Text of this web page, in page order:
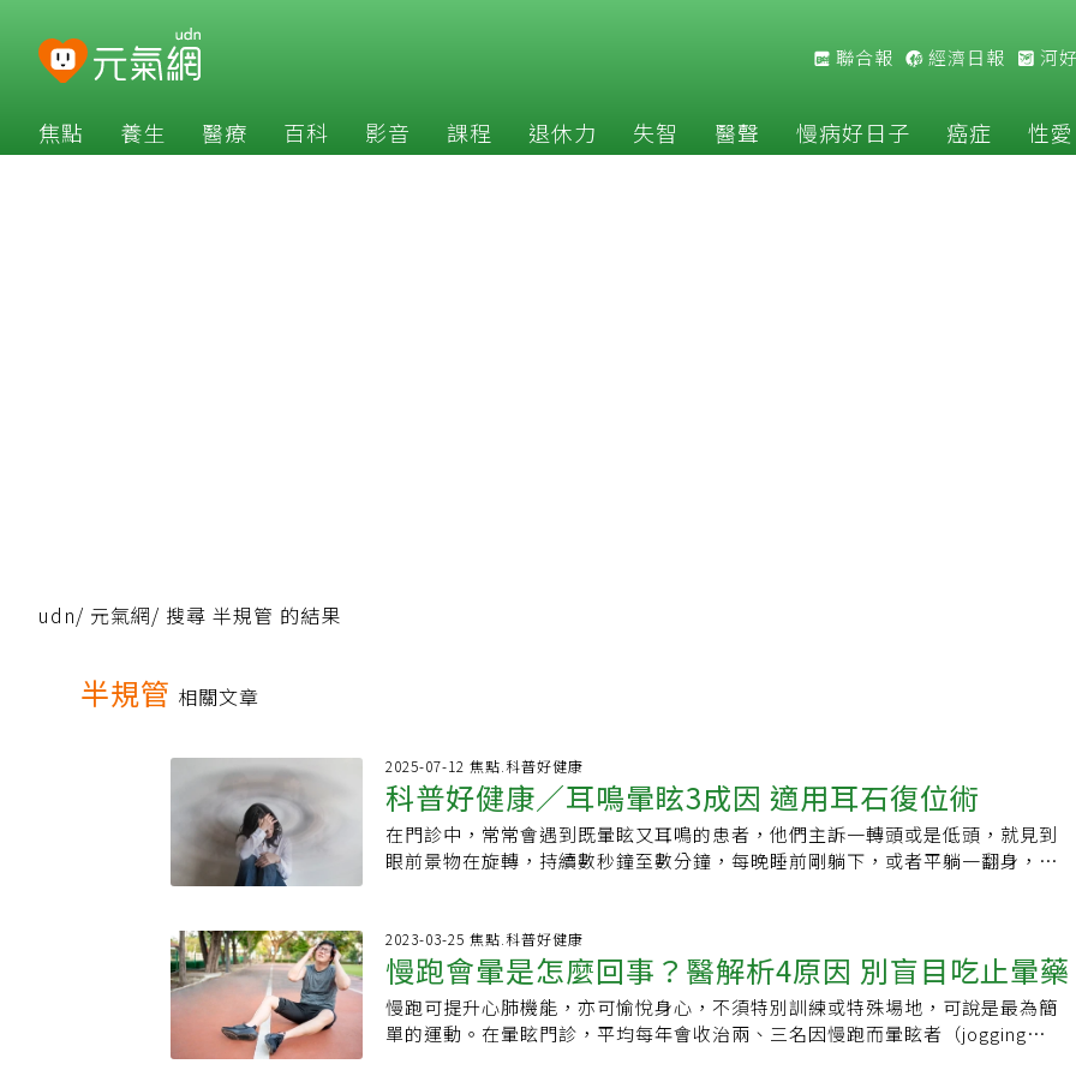
聯合報 經濟日報 河
焦點 養生 醫療 百科 影音 課程 退休力 失智 醫聲 慢病好日子 癌症 性愛
udn/ 元氣網/ 搜尋 半規管 的結果
半規管 相關文章
2025-07-12 焦點.科普好健康
科普好健康／耳鳴暈眩3成因 適用耳石復位術
在門診中，常常會遇到既暈眩又耳鳴的患者，他們主訴一轉頭或是低頭，就見到
眼前景物在旋轉，持續數秒鐘至數分鐘，每晚睡前剛躺下，或者平躺一翻身，就
沉積症，再進一步檢查診斷為「橢圓囊病變性耳蝸症候群」 (utriculopathic
cochlea syndrome)。此病會出現的狀況是當耳石在半規管內滾動時，整個膜性
迷路也會跟著波動，不僅耳鳴加重，還會聽見迴音，出現聽覺過敏，甚至誘發偏
頭痛。在接受耳石復位術後，不僅暈眩消失，就連耳鳴也消失了。成因1：半規管
內耳石沉積因為耳石掙脫耳石斑，離開了橢圓囊，沉積於某一支半規管內，就會
2023-03-25 焦點.科普好健康
慢跑會暈是怎麼回事？醫解析4原因 別盲目吃止暈藥
慢跑可提升心肺機能，亦可愉悅身心，不須特別訓練或特殊場地，可說是最為簡
單的運動。在暈眩門診，平均每年會收治兩、三名因慢跑而暈眩者（jogging